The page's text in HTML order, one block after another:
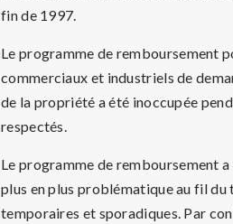
fin de 1997.
Le programme de remboursement
commerciaux et industriels de
de la propriété a été inoccupée
respectés.
Le programme de remboursement
plus en plus problématique au fil
temporaires et sporadiques. Par